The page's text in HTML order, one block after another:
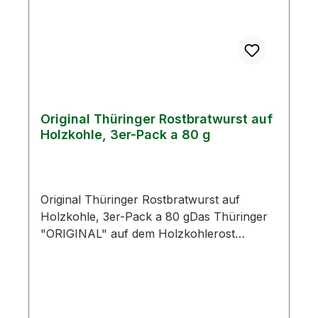
Original Thüringer Rostbratwurst auf
Holzkohle, 3er-Pack a 80 g
Original Thüringer Rostbratwurst auf
Holzkohle, 3er-Pack a 80 gDas Thüringer
"ORIGINAL" auf dem Holzkohlerost